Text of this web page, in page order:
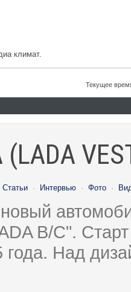
климат.
Текущее
Статьи · Интервью · Фото ·
B/C".
года. Над